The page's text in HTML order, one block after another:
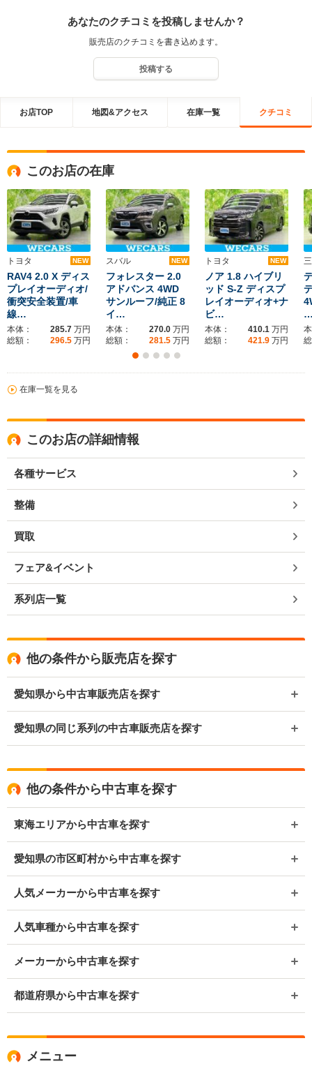
あなたのクチコミを投稿しませんか？
販売店のクチコミを書き込めます。
投稿する
お店TOP 地図&アクセス 在庫一覧 クチコミ
このお店の在庫
トヨタ NEW
RAV4 2.0 X ディス
プレイオーディオ/
衝突安全装置/車
線…
本体： 285.7 万円
総額：
296.5 万円
スバル NEW
フォレスター 2.0
アドバンス 4WD
サンルーフ/純正 8
イ…
本体： 270.0 万円
総額：
281.5 万円
トヨタ NEW
ノア 1.8 ハイブリ
ッド S-Z ディスプ
レイオーディオ+ナ
ビ…
本体： 410.1 万円
総額：
421.9 万円
在庫一覧を見る
このお店の詳細情報
各種サービス
整備
買取
フェア&イベント
系列店一覧
他の条件から販売店を探す
愛知県から中古車販売店を探す
愛知県の同じ系列の中古車販売店を探す
他の条件から中古車を探す
東海エリアから中古車を探す
愛知県の市区町村から中古車を探す
人気メーカーから中古車を探す
人気車種から中古車を探す
メーカーから中古車を探す
都道府県から中古車を探す
メニュー